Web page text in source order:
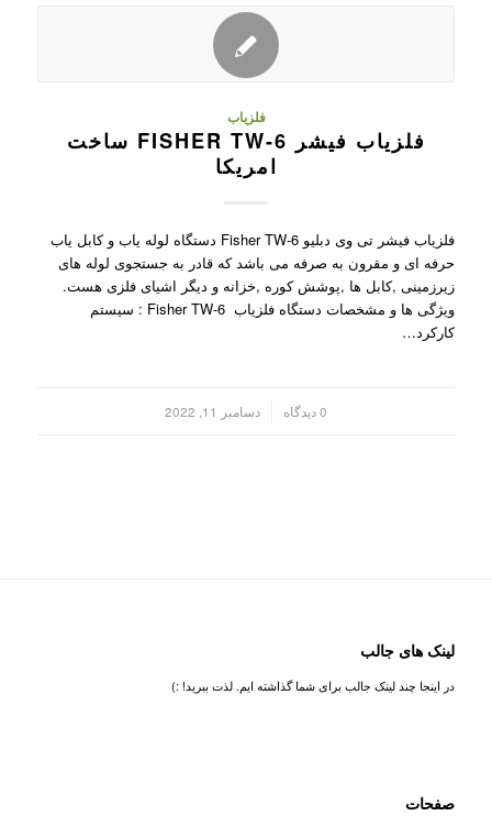
فلزیاب
فلزیاب فیشر FISHER TW-6 ساخت
امریکا
فلزیاب فیشر تی وی دبلیو Fisher TW-6 دستگاه لوله یاب و کابل یاب
حرفه ای و مقرون به صرفه می باشد که قادر به جستجوی لوله های
زیرزمینی ,کابل ها ,پوشش کوره ,خزانه و دیگر اشیای فلزی هست.
ویژگی ها و مشخصات دستگاه فلزیاب Fisher TW-6 : سیستم
کارکرد…
0 دیدگاه دسامبر 11, 2022
لینک های جالب
در اینجا چند لینک جالب برای شما گذاشته ایم. لذت ببرید! :)
صفحات